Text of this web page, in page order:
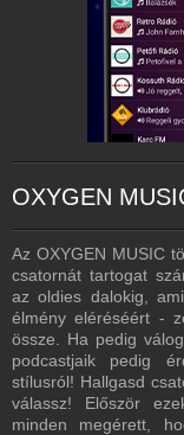
LOUNGE - 128 Kbps
80's - 128 Kbps
90's - 128 Kbps
RISE DANCE - 160
XMAS - 96 Kbps
Prx Server - 96 Kbps
OXYGEN
Az OXYGEN MUSIC
csatornát tartogat
az oldies dalokig,
élmény eléréséért -
össze. Ha pedig
podcastjaik pedig
stílusról! Hallgasd
válassz! Először
minden megérett,